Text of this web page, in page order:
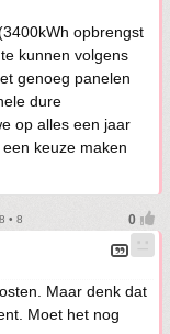
opbrengst
kunnen volgens
genoeg panelen
dure
op alles een jaar
keuze maken
• 8
Maar denk dat
Moet het nog